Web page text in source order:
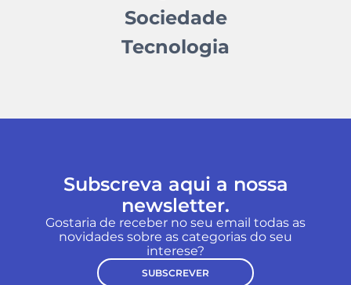
Sociedade
Tecnologia
Subscreva aqui a nossa
newsletter.
Gostaria de receber no seu email todas as
novidades sobre as categorias do seu
interese?
SUBSCREVER